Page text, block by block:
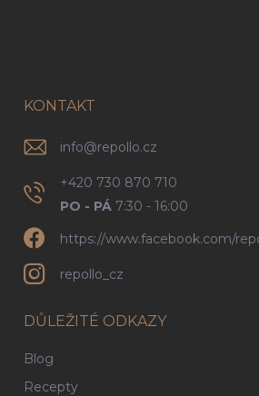
KONTAKT
info@repollo.cz
+420 730 870 710
PO - PÁ 7:30 - 16:00
https://www.facebook.com/
repollo_cz
DŮLEŽITÉ ODKAZY
Blog
Recepty